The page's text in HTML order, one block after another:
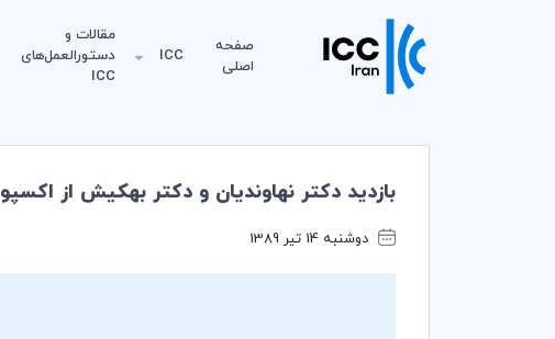
صفحه
اصلی
ICC
مقالات و
دستورالعمل‌های
ICC
بازدید دکتر نهاوندیان و دکتر بهکیش از اکسپو 2010 شانگهای
دوشنبه 14 تیر 1389